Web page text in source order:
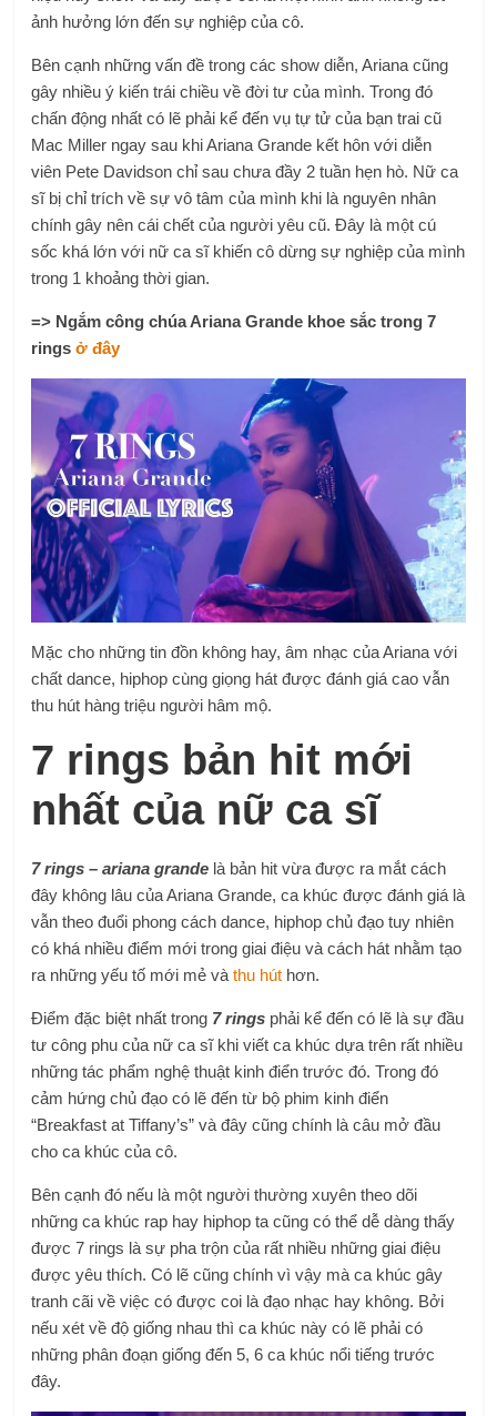
ảnh hưởng lớn đến sự nghiệp của cô.
Bên cạnh những vấn đề trong các show diễn, Ariana cũng
gây nhiều ý kiến trái chiều về đời tư của mình. Trong đó
chấn động nhất có lẽ phải kể đến vụ tự tử của bạn trai cũ
Mac Miller ngay sau khi Ariana Grande kết hôn với diễn
viên Pete Davidson chỉ sau chưa đầy 2 tuần hẹn hò. Nữ ca
sĩ bị chỉ trích về sự vô tâm của mình khi là nguyên nhân
chính gây nên cái chết của người yêu cũ. Đây là một cú
sốc khá lớn với nữ ca sĩ khiến cô dừng sự nghiệp của mình
trong 1 khoảng thời gian.
=> Ngắm công chúa Ariana Grande khoe sắc trong 7
ringsở đây
Mặc cho những tin đồn không hay, âm nhạc của Ariana với
chất dance, hiphop cùng giọng hát được đánh giá cao vẫn
thu hút hàng triệu người hâm mộ.
7 rings bản hit mới
nhất của nữ ca sĩ
7 rings – ariana grande là bản hit vừa được ra mắt cách
đây không lâu của Ariana Grande, ca khúc được đánh giá là
vẫn theo đuổi phong cách dance, hiphop chủ đạo tuy nhiên
có khá nhiều điểm mới trong giai điệu và cách hát nhằm tạo
ra những yếu tố mới mẻ vàthu hút hơn.
Điểm đặc biệt nhất trong 7 rings phải kể đến có lẽ là sự đầu
tư công phu của nữ ca sĩ khi viết ca khúc dựa trên rất nhiều
những tác phẩm nghệ thuật kinh điển trước đó. Trong đó
cảm hứng chủ đạo có lẽ đến từ bộ phim kinh điển
“Breakfast at Tiffany’s” và đây cũng chính là câu mở đầu
cho ca khúc của cô.
Bên cạnh đó nếu là một người thường xuyên theo dõi
những ca khúc rap hay hiphop ta cũng có thể dễ dàng thấy
được 7 rings là sự pha trộn của rất nhiều những giai điệu
được yêu thích. Có lẽ cũng chính vì vậy mà ca khúc gây
tranh cãi về việc có được coi là đạo nhạc hay không. Bởi
nếu xét về độ giống nhau thì ca khúc này có lẽ phải có
những phân đoạn giống đến 5, 6 ca khúc nổi tiếng trước
đây.